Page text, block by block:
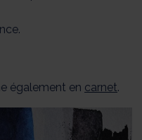
également en carnet.